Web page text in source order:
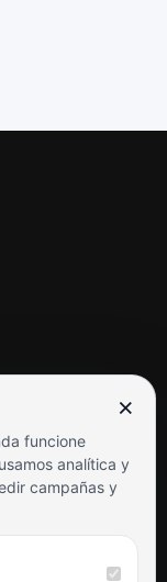
×
funcione
analítica y
campañas y